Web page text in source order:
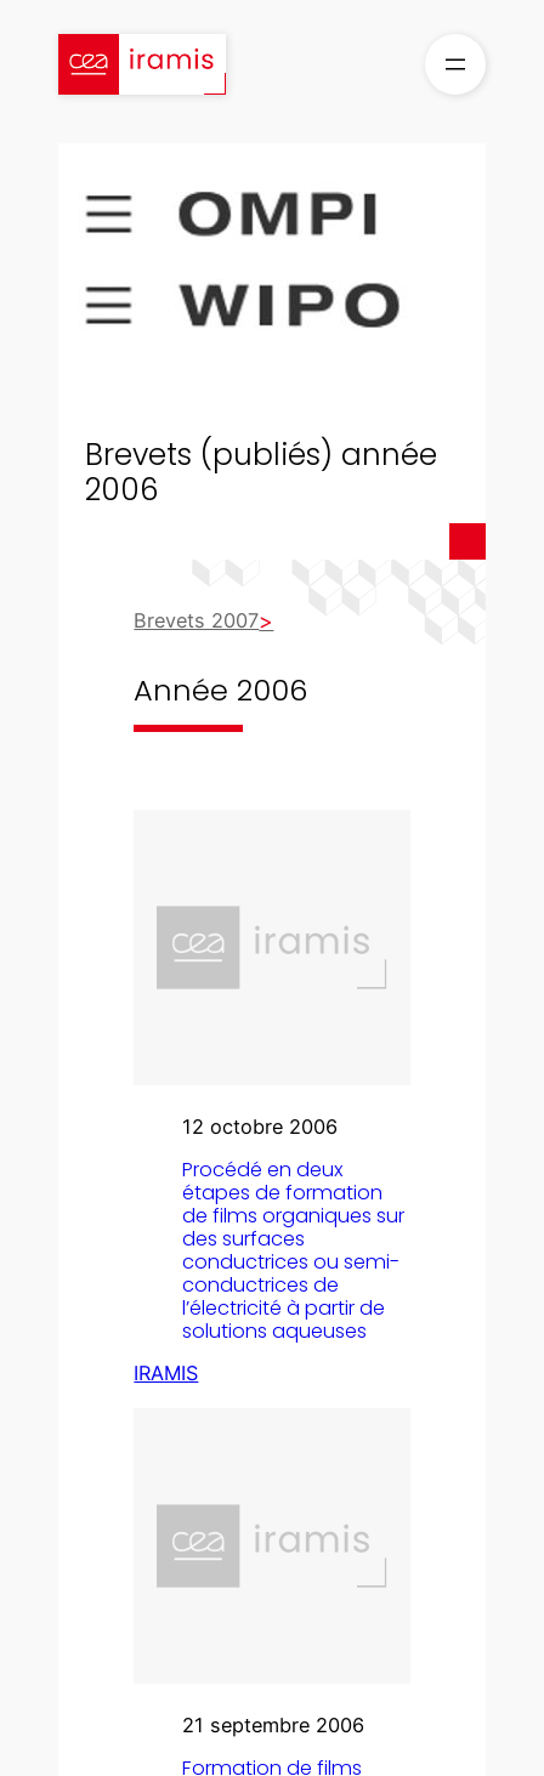
contenu
Brevets (publiés) année
2006
Brevets 2007
Année 2006
12 octobre 2006
Procédé en deux
étapes de formation
de films organiques sur
des surfaces
conductrices ou semi-
conductrices de
l’électricité à partir de
solutions aqueuses
IRAMIS
21 septembre 2006
Formation de films